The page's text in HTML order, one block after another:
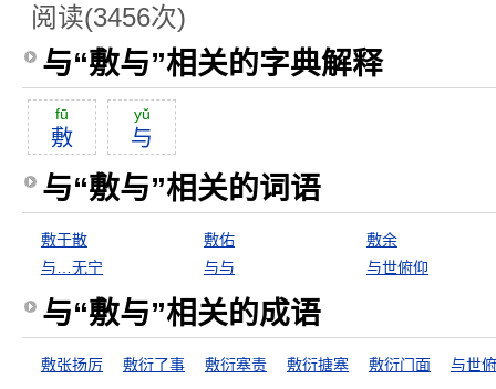
阅读(3456次)
与“敷与”相关的字典解释
fū
敷
yŭ
与
与“敷与”相关的词语
敷于散 敷佑
敷余
与…无宁
与与 与世俯仰
与“敷与”相关的成语
敷张扬厉 敷衍了事 敷衍塞责 敷衍搪塞 敷衍门面 与世